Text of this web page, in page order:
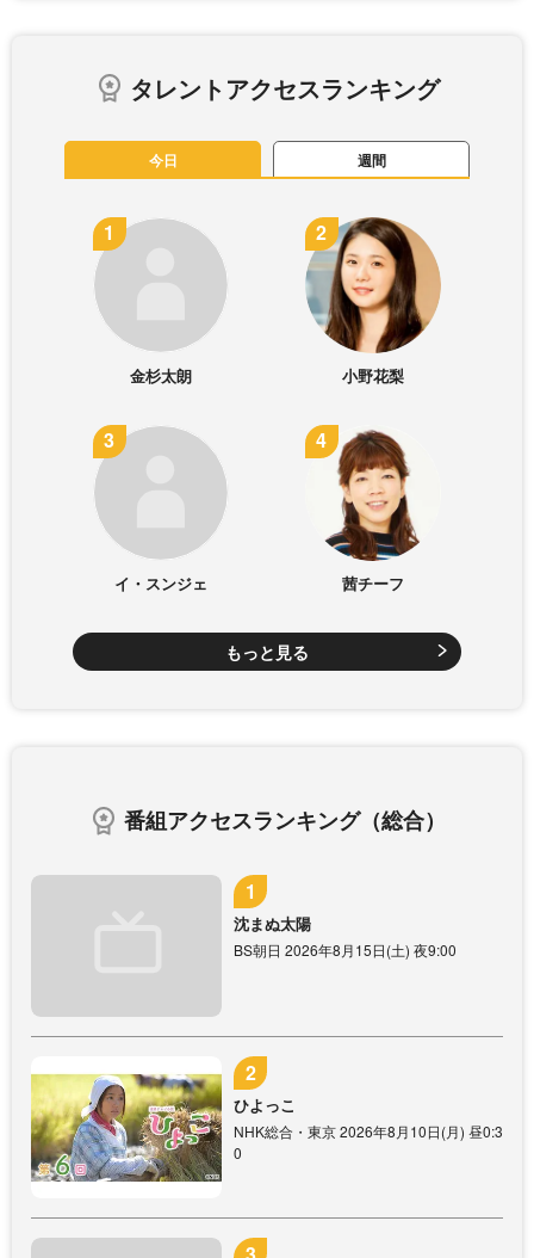
タレントアクセスランキング
今日 週間
金杉太朗 小野花梨
イ・スンジェ 茜チーフ
もっと見る
番組アクセスランキング（総合）
沈まぬ太陽
BS朝日 2026年8月15日(土) 夜9:00
ひよっこ
NHK総合・東京 2026年8月10日(月) 昼0:3
0